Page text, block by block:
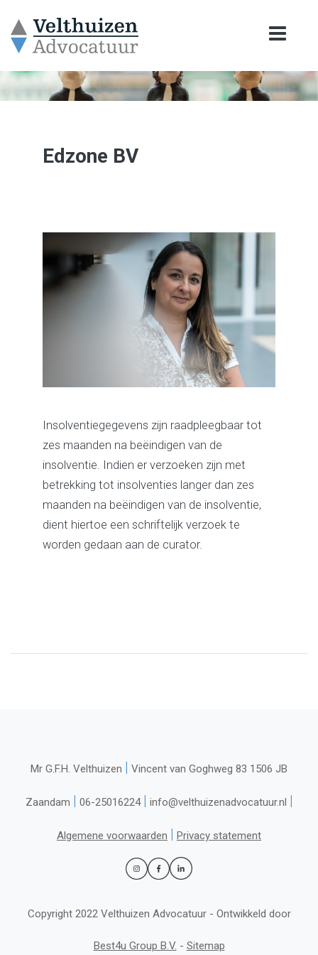
Edzone BV
Insolventiegegevens zijn raadpleegbaar tot
zes maanden na beëindigen van de
insolventie. Indien er verzoeken zijn met
betrekking tot insolventies langer dan zes
maanden na beëindigen van de insolventie,
dient hiertoe een schriftelijk verzoek te
worden gedaan aan de curator.
Mr G.F.H. Velthuizen | Vincent van Goghweg 83 1506 JB
Zaandam | 06-25016224 | info@velthuizenadvocatuur.nl |
Algemene voorwaarden | Privacy statement
Copyright 2022 Velthuizen Advocatuur - Ontwikkeld door
Best4u Group B.V. - Sitemap